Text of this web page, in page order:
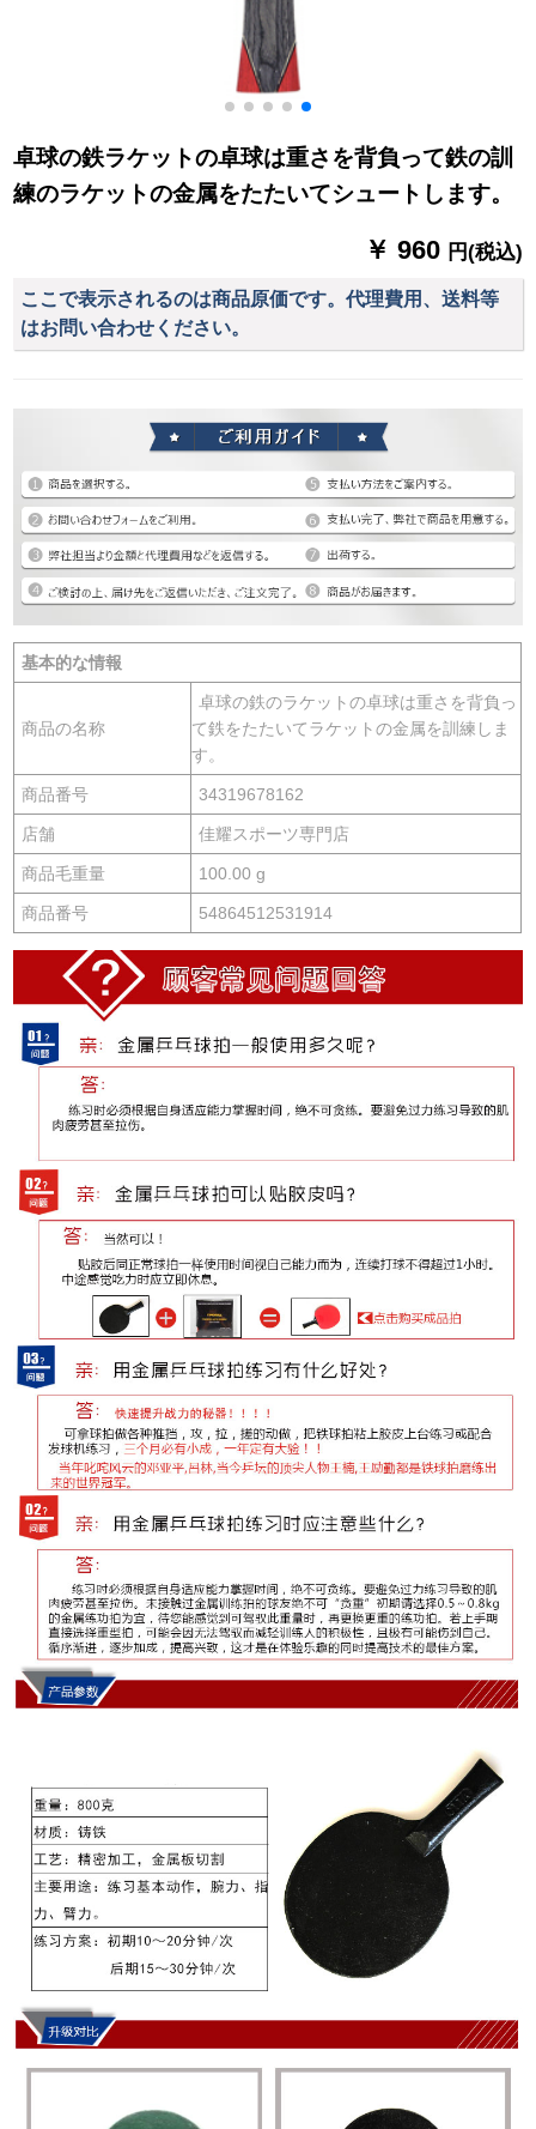
卓球の鉄ラケットの卓球は重さを背負って鉄の訓
練のラケットの金属をたたいてシュートします。
￥ 960 円(税込)
ここで表示されるのは商品原価です。代理費用、送料等
はお問い合わせください。
基本的な情報
商品の名称
卓球の鉄のラケットの卓球は重さを背負っ
て鉄をたたいてラケットの金属を訓練しま
す。
商品番号 34319678162
店舗 佳耀スポーツ専門店
商品毛重量 100.00 g
商品番号 54864512531914